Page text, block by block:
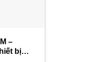
–
bị,